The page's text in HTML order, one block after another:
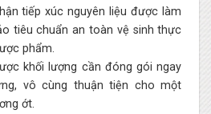
tiếp xúc nguyên liệu được làm
tiêu chuẩn an toàn vệ sinh thực
phẩm.
khối lượng cần đóng gói ngay
vô cùng thuận tiện cho một
ớt.